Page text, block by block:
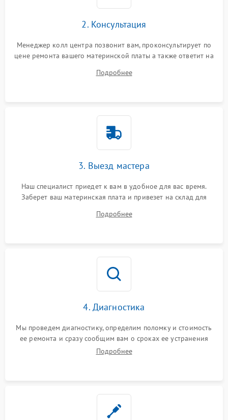
2. Консультация
Менеджер колл центра позвонит вам, проконсультирует по
цене ремонта вашего материнской платы а также ответит на
Подробнее
3. Выезд мастера
Наш специалист приедет к вам в удобное для вас время.
Заберет ваш материнская плата и привезет на склад для
Подробнее
4. Диагностика
Мы проведем диагностику, определим поломку и стоимость
ее ремонта и сразу сообщим вам о сроках ее устранения
Подробнее